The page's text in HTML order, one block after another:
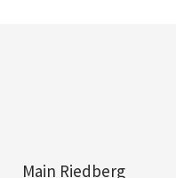
Main Riedberg